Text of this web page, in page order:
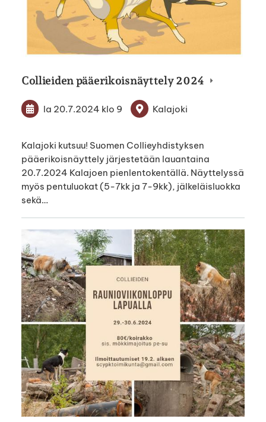
Collieiden pääerikoisnäyttely 2024
la 20.7.2024 klo 9 Kalajoki
Kalajoki kutsuu! Suomen Collieyhdistyksen
pääerikoisnäyttely järjestetään lauantaina
20.7.2024 Kalajoen pienlentokentällä. Näyttelyssä
myös pentuluokat (5-7kk ja 7-9kk), jälkeläisluokka
sekä…